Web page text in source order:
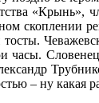
«Крынь»,
скоплении
часы.
– ну какая